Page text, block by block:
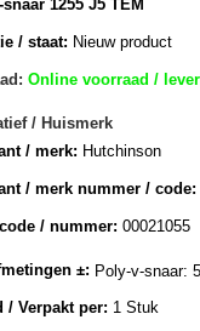
1255 J5 TEM
/ staat: Nieuw product
Online voorraad /
/ Huismerk
/ merk: Hutchinson
/ merk nummer / code:
/ nummer: 00021055
±: Poly-v-snaar:
/ Verpakt per: 1 Stuk